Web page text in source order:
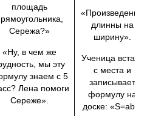
площадь
Сережа?»
«Ну, в чем же
мы эту
знаем с 5
Лена помоги
Сереже».
«Произведение
длинны на
ширину».
Ученица встает
с места и
записывает
формулу на
доске: «S=ab».